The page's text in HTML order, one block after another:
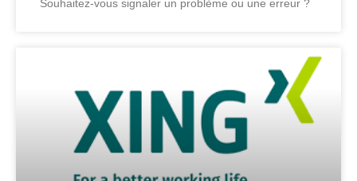
Souhaitez-vous signaler un problème ou une erreur ?